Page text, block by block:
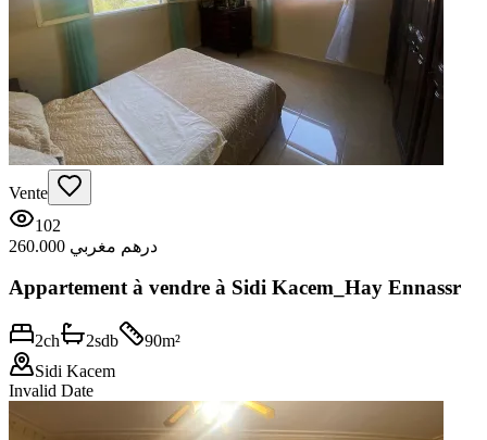
Vente
102
260.000 درهم مغربي
Appartement à vendre à Sidi Kacem_Hay Ennassr
2ch 2sdb 90m²
Sidi Kacem
Invalid Date